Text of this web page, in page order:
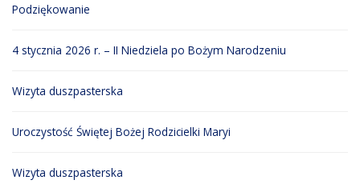
Podziękowanie
4 stycznia 2026 r. – II Niedziela po Bożym Narodzeniu
Wizyta duszpasterska
Uroczystość Świętej Bożej Rodzicielki Maryi
Wizyta duszpasterska